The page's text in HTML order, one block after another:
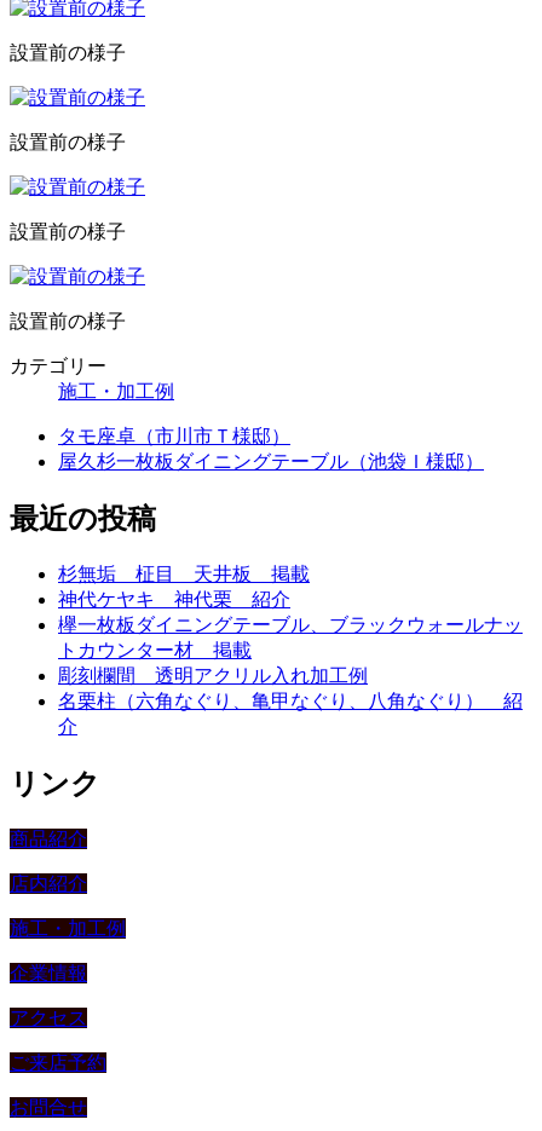
設置前の様子
設置前の様子
設置前の様子
設置前の様子
カテゴリー
施工・加工例
タモ座卓（市川市Ｔ様邸）
屋久杉一枚板ダイニングテーブル（池袋Ｉ様邸）
最近の投稿
杉無垢 柾目 天井板 掲載
神代ケヤキ 神代栗 紹介
欅一枚板ダイニングテーブル、ブラックウォールナッ
トカウンター材 掲載
彫刻欄間 透明アクリル入れ加工例
名栗柱（六角なぐり、亀甲なぐり、八角なぐり） 紹
介
リンク
商品紹介
店内紹介
施工・加工例
企業情報
アクセス
ご来店予約
お問合せ